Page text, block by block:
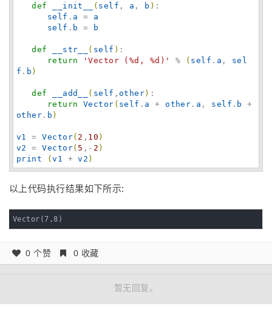
def
__init__ ( self , a , b ) :
self . a = a
self . b = b
def __str__ ( self ) :
return
'Vector (%d, %d) ' % ( self . a , sel
f . b )
def __add__ ( self ,other) :
return
Vector ( self . a + other . a , self . b
other . b )
v1 = Vector( 2 , 10 )
v2
= Vector( 5 ,- 2 )
print
(v1 + v2 )
以上代码执行结果如下所示:
Vector(7,8)
0 个赞 0 收藏
暂无回复。